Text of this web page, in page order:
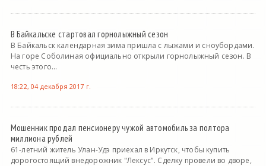
В Байкальске стартовал горнолыжный сезон
В Байкальск календарная зима пришла с лыжами и сноубордами.
На горе Соболиная официально открыли горнолыжный сезон. В
честь этого...
18:22, 04 декабря 2017 г.
Мошенник продал пенсионеру чужой автомобиль за полтора
миллиона рублей
61-летний житель Улан-Удэ приехал в Иркутск, чтобы купить
дорогостоящий внедорожник "Лексус". Сделку провели во дворе,